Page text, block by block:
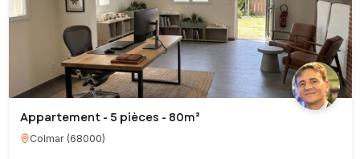
Appartement - 5 pièces - 80m²
Colmar(68000)